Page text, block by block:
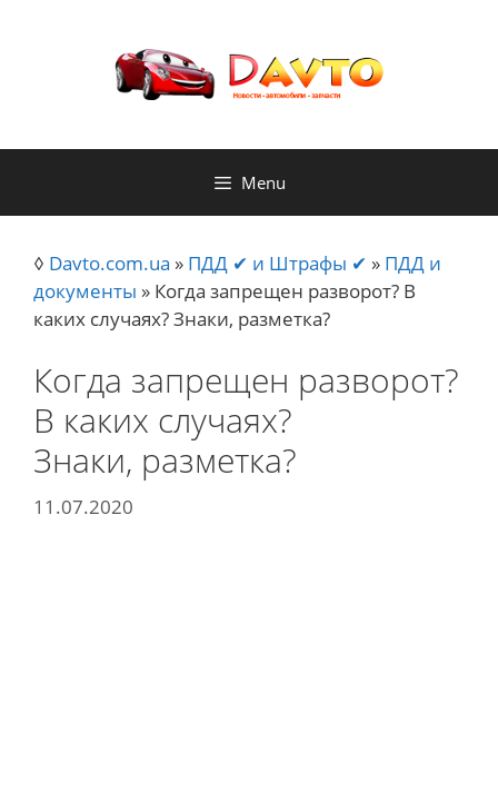
Menu
◊ Davto.com.ua » ПДД ✔ и Штрафы ✔ » ПДД и
документы » Когда запрещен разворот? В
каких случаях? Знаки, разметка?
Когда запрещен разворот?
В каких случаях?
Знаки, разметка?
11.07.2020